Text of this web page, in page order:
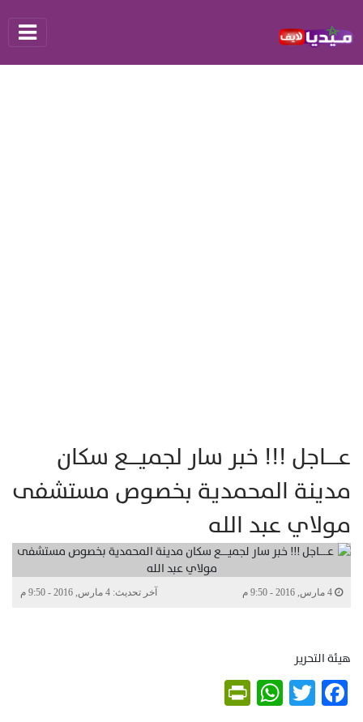
عـــــاجل !!! خبر سار لجميــــع سكان
مدينة المحمدية بخصوص مستشفى
مولاي عبد الله
آخر تحديث: 4 مارس, 2016 - 9:50 م
هيئة التحرير
Facebook
Twitter
WhatsApp